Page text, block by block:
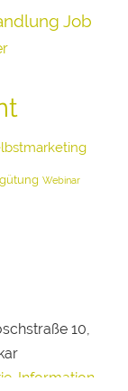
Job
Webinar
10,
Information